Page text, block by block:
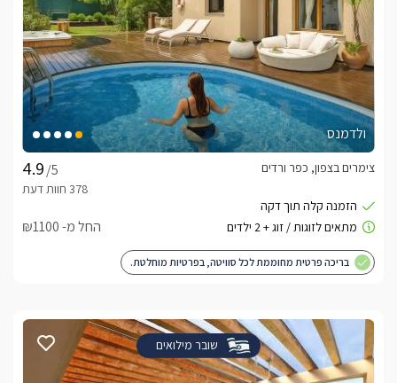
ולדמנס
/5
צימרים בצפון, כפר ורדים
החל מ- ₪1100
בריכה פרטית מחוממת לכל סוויטה, בפרטיות מוחלטת.
שובר מילואים